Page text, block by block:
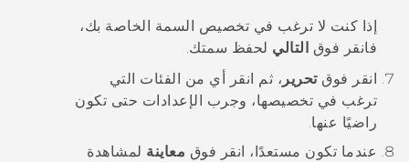
إذا كنت لا ترغب في تخصيص السمة الخاصة بك،
فانقر فوق
التالي لحفظ سمتك.
انقر فوقتحرير ، ثم انقر أي من الفئات التي
ترغب في تخصيصها، وجرب الإعدادات حتى تكون
راضيًا عنها.
عندما تكون مستعدًا، انقر فوق معاينة لمشاهدة